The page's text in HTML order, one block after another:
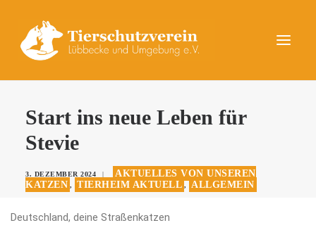
UNSERE TIERE
AKTUELLES
HELFEN
Start ins neue Leben für
Stevie
3. DEZEMBER 2024 |
AKTUELLES VON UNSEREN
KATZEN , TIERHEIM AKTUELL , ALLGEMEIN
Deutschland, deine Straßenkatzen